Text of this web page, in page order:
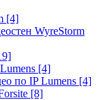
[4]
WyreStorm
[4]
по IP Lumens [4]
[8]